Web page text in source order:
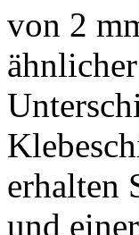
von 2
erhalten
und